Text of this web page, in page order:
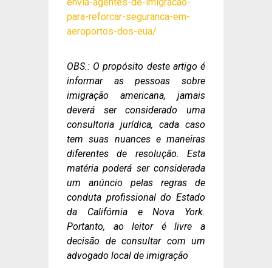
para-reforcar-seguranca-em-
aeroportos-dos-eua/
OBS.: O propósito deste artigo é
informar as pessoas sobre
imigração americana, jamais
deverá ser considerado uma
consultoria jurídica, cada caso
tem suas nuances e maneiras
diferentes de resolução. Esta
matéria poderá ser considerada
um anúncio pelas regras de
conduta profissional do Estado
da Califórnia e Nova York.
Portanto, ao leitor é livre a
decisão de consultar com um
advogado local de imigração